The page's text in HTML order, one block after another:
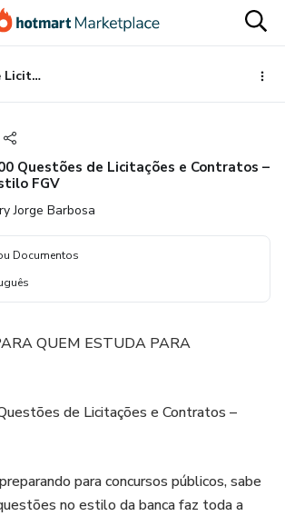
100 Questões de Licitações e Contratos – Estilo FGV
Questões de Licitações e Contratos –
FGV
Jorge Barbosa
Documentos
QUEM ESTUDA PARA
de Licitações e Contratos –
para concursos públicos, sabe
no estilo da banca faz toda a